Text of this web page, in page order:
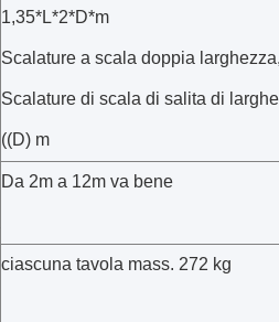
1,35*L*2*D*m
Scalature a scala doppia
Scalature di scala di salita di
((D) m
Da 2m a 12m va bene
ciascuna tavola mass. 272 kg